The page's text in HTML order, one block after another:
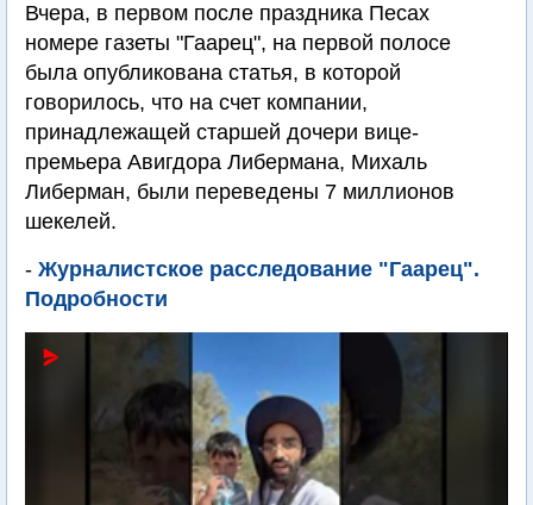
Вчера, в первом после праздника Песах
номере газеты "Гаарец", на первой полосе
была опубликована статья, в которой
говорилось, что на счет компании,
принадлежащей старшей дочери вице-
премьера Авигдора Либермана, Михаль
Либерман, были переведены 7 миллионов
шекелей.
- Журналистское расследование "Гаарец".
Подробности